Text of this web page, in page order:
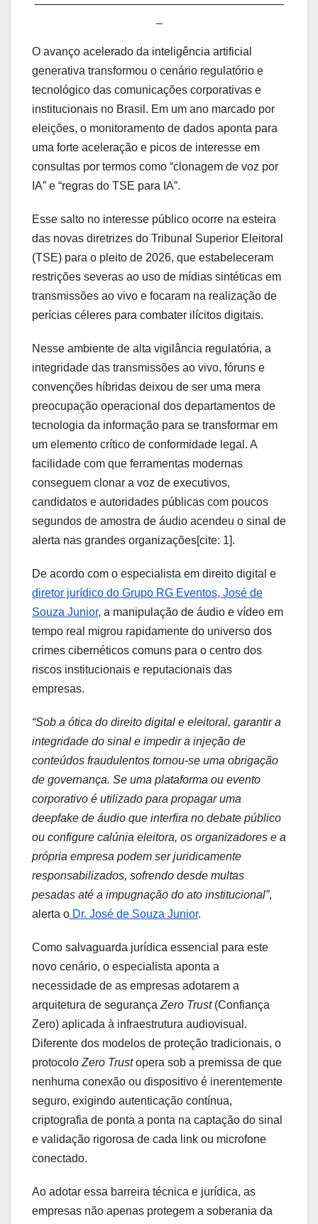
O avanço acelerado da inteligência artificial
generativa transformou o cenário regulatório e
tecnológico das comunicações corporativas e
institucionais no Brasil. Em um ano marcado por
eleições, o monitoramento de dados aponta para
uma forte aceleração e picos de interesse em
consultas por termos como “clonagem de voz por
IA” e “regras do TSE para IA”.
Esse salto no interesse público ocorre na esteira
das novas diretrizes do Tribunal Superior Eleitoral
(TSE) para o pleito de 2026, que estabeleceram
restrições severas ao uso de mídias sintéticas em
transmissões ao vivo e focaram na realização de
perícias céleres para combater ilícitos digitais.
Nesse ambiente de alta vigilância regulatória, a
integridade das transmissões ao vivo, fóruns e
convenções híbridas deixou de ser uma mera
preocupação operacional dos departamentos de
tecnologia da informação para se transformar em
um elemento crítico de conformidade legal. A
facilidade com que ferramentas modernas
conseguem clonar a voz de executivos,
candidatos e autoridades públicas com poucos
segundos de amostra de áudio acendeu o sinal de
alerta nas grandes organizações[cite: 1].
De acordo com o especialista em direito digital e
diretor jurídico do Grupo RG Eventos, José de
Souza Junior, a manipulação de áudio e vídeo em
tempo real migrou rapidamente do universo dos
crimes cibernéticos comuns para o centro dos
riscos institucionais e reputacionais das
empresas.
“Sob a ótica do direito digital e eleitoral, garantir a
integridade do sinal e impedir a injeção de
conteúdos fraudulentos tornou-se uma obrigação
de governança. Se uma plataforma ou evento
corporativo é utilizado para propagar uma
deepfake de áudio que interfira no debate público
ou configure calúnia eleitora, os organizadores e a
própria empresa podem ser juridicamente
responsabilizados, sofrendo desde multas
pesadas até a impugnação do ato institucional”,
alerta o Dr. José de Souza Junior.
Como salvaguarda jurídica essencial para este
novo cenário, o especialista aponta a
necessidade de as empresas adotarem a
arquitetura de segurança Zero Trust(Confiança
Zero) aplicada à infraestrutura audiovisual.
Diferente dos modelos de proteção tradicionais, o
protocolo Zero Trustopera sob a premissa de que
nenhuma conexão ou dispositivo é inerentemente
seguro, exigindo autenticação contínua,
criptografia de ponta a ponta na captação do sinal
e validação rigorosa de cada link ou microfone
conectado.
Ao adotar essa barreira técnica e jurídica, as
empresas não apenas protegem a soberania da